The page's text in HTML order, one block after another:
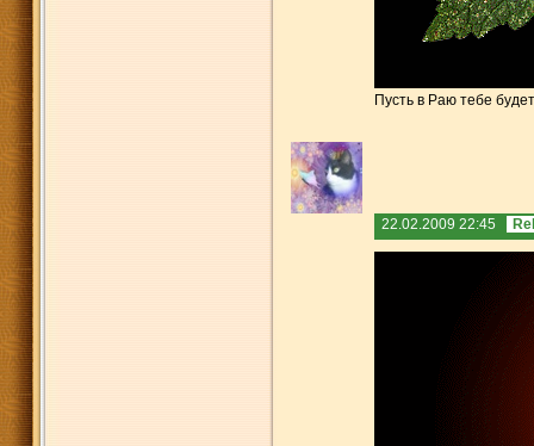
Пусть в Раю тебе
22.02.2009 22:45